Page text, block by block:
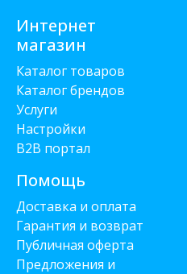
Интернет
магазин
Каталог товаров
Каталог брендов
Услуги
Настройки
B2B портал
Помощь
Доставка и оплата
Гарантия и возврат
Публичная оферта
Предложения и